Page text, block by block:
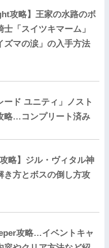
攻略】王家の水路のボ
「スイツキマーム」
ズマの涙」の入手方法
ード ユニティ」ノスト
略…コンプリート済み
略】ジル・ヴィタル神
き方とボスの倒し方攻
攻略…イベントキャ